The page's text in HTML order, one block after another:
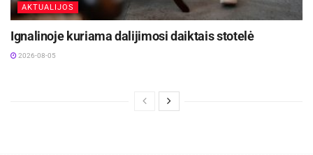
AKTUALIJOS
Ignalinoje kuriama dalijimosi daiktais stotelė
2026-08-05